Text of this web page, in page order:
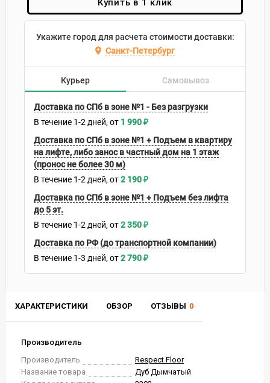
ХАРАКТЕРИСТИКИ ОБЗОР ОТЗЫВЫ 0
Производитель
Производитель
Respect Floor
Название товара
Дуб Дымчатый
Купить в 1 клик
Укажите город для расчета стоимости доставки:
Санкт-Петербург
Курьер Самовывоз
Доставка по СПб в зоне №1 - Без разгрузки
В течение 1-2 дней 1 990₽
Доставка по СПб в зоне №1 + Подъем в квартиру
на лифте, либо занос в частный дом на 1 этаж
(пронос не более 30 м)
В течение 1-2 дней 2 190₽
Доставка по СПб в зоне №1 + Подъем без лифта
до 5 эт.
В течение 1-2 дней 2 350₽
Доставка по РФ (до транспортной компании)
В течение 1-3 дней 2 790₽